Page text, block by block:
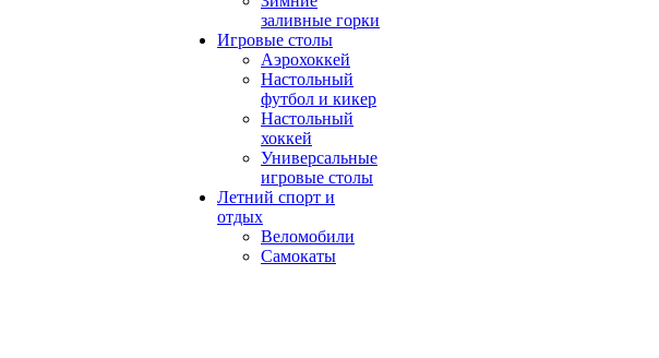
заливные горки
Игровые столы
Аэрохоккей
Настольный
футбол и кикер
Настольный
хоккей
Универсальные
игровые столы
Летний спорт и
отдых
Веломобили
Самокаты